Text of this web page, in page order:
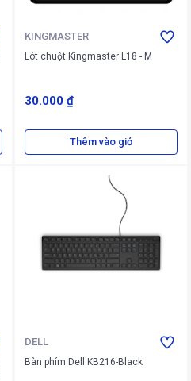
KINGMASTER
Lót chuột Kingmaster L18 - M
30.000 ₫
Thêm vào giỏ
DELL
Bàn phím Dell KB216-Black